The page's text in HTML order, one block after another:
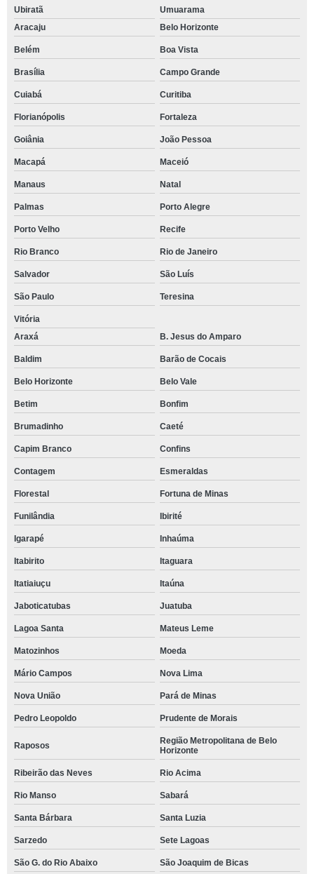
Ubiratã
Umuarama
Aracaju
Belo Horizonte
Belém Boa Vista
Brasília Campo Grande
Cuiabá Curitiba
Florianópolis Fortaleza
Goiânia João Pessoa
Macapá Maceió
Manaus Natal
Palmas Porto Alegre
Porto Velho Recife
Rio Branco Rio de Janeiro
Salvador São Luís
São Paulo Teresina
Vitória
Araxá
B. Jesus do Amparo
Baldim Barão de Cocais
Belo Horizonte Belo Vale
Betim Bonfim
Brumadinho Caeté
Capim Branco Confins
Contagem Esmeraldas
Florestal Fortuna de Minas
Funilândia Ibirité
Igarapé Inhaúma
Itabirito Itaguara
Itatiaiuçu Itaúna
Jaboticatubas Juatuba
Lagoa Santa Mateus Leme
Matozinhos Moeda
Mário Campos Nova Lima
Nova União Pará de Minas
Pedro Leopoldo Prudente de Morais
Raposos
Região Metropolitana de Belo
Horizonte
Ribeirão das Neves Rio Acima
Rio Manso Sabará
Santa Bárbara Santa Luzia
Sarzedo Sete Lagoas
São G. do Rio Abaixo São Joaquim de Bicas